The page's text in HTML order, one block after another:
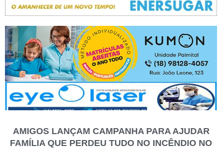
AMIGOS LANÇAM CAMPANHA PARA AJUDAR
FAMÍLIA QUE PERDEU TUDO NO INCÊNDIO NO